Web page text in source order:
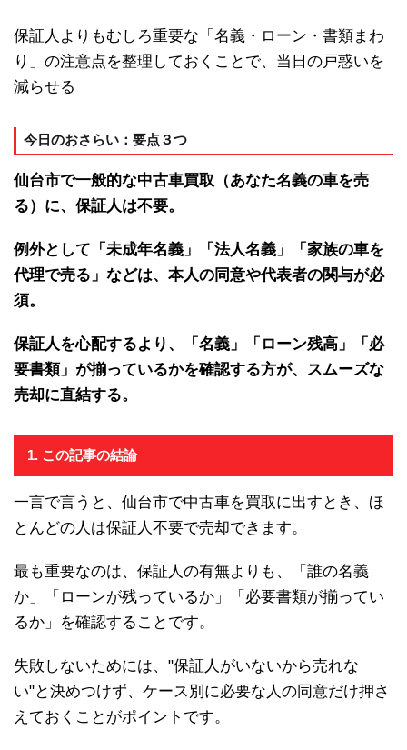
保証人よりもむしろ重要な「名義・ローン・書類まわ
り」の注意点を整理しておくことで、当日の戸惑いを
減らせる
今日のおさらい：要点３つ
仙台市で一般的な中古車買取（あなた名義の車を売
る）に、保証人は不要。
例外として「未成年名義」「法人名義」「家族の車を
代理で売る」などは、本人の同意や代表者の関与が必
須。
保証人を心配するより、「名義」「ローン残高」「必
要書類」が揃っているかを確認する方が、スムーズな
売却に直結する。
1. この記事の結論
一言で言うと、仙台市で中古車を買取に出すとき、ほ
とんどの人は保証人不要で売却できます。
最も重要なのは、保証人の有無よりも、「誰の名義
か」「ローンが残っているか」「必要書類が揃ってい
るか」を確認することです。
失敗しないためには、"保証人がいないから売れな
い"と決めつけず、ケース別に必要な人の同意だけ押さ
えておくことがポイントです。